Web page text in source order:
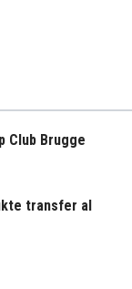
Club Brugge
transfer al